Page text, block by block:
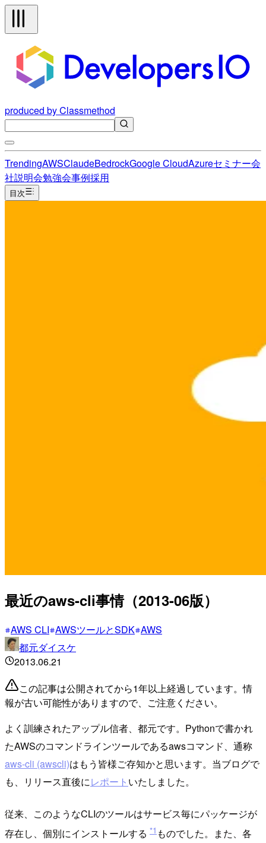
produced by Classmethod
TrendingAWSClaudeBedrockGoogle CloudAzureセミナー会
社説明会勉強会事例採用
目次
最近のaws-cli事情（2013-06版）
AWS CLI AWSツールとSDK AWS
都元ダイスケ
2013.06.21
この記事は公開されてから1年以上経過しています。情
報が古い可能性がありますので、ご注意ください。
よく訓練されたアップル信者、都元です。Pythonで書かれ
たAWSのコマンドラインツールであるawsコマンド、通称
aws-cli (awscli)はもう皆様ご存知かと思います。当ブログで
も、リリース直後にレポート いたしました。
従来、このようなCLIのツールはサービス毎にパッケージが
存在し、個別にインストールする *1 ものでした。また、各